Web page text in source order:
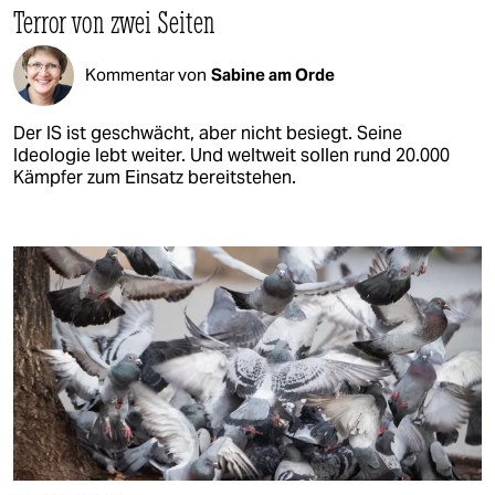
Terror von zwei Seiten
Kommentar von Sabine am Orde
Der IS ist geschwächt, aber nicht besiegt. Seine
Ideologie lebt weiter. Und weltweit sollen rund 20.000
Kämpfer zum Einsatz bereitstehen.